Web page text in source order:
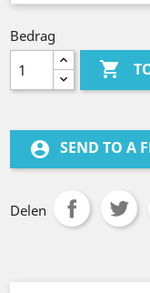
Bedrag

account_circle SEND TO A
Delen